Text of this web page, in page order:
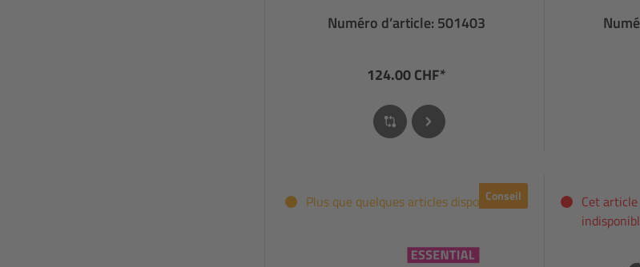
Numéro d’article: 501403
124.00 CHF*
Conseil
Plus que quelques articles disponibles
Cet